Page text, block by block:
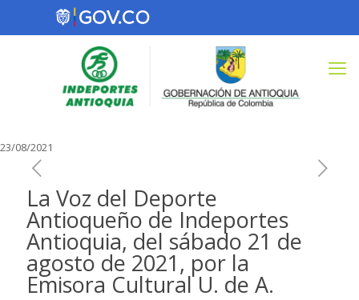
23/08/2021
La Voz del Deporte
Antioqueño de Indeportes
Antioquia, del sábado 21 de
agosto de 2021, por la
Emisora Cultural U. de A.